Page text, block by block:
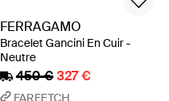
FERRAGAMO
Bracelet Gancini En Cuir -
Neutre
450 €327 €
FARFETCH